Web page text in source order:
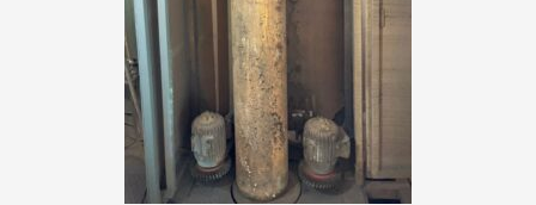
Lire
La
Suite